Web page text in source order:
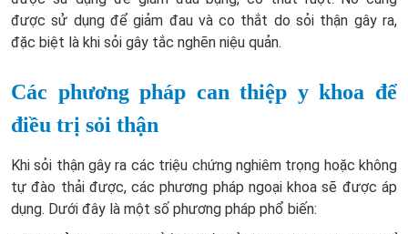
được sử dụng để giảm đau và co thắt do sỏi thận gây ra,
đặc biệt là khi sỏi gây tắc nghẽn niệu quản.
Các phương pháp can thiệp y khoa để
điều trị sỏi thận
Khi sỏi thận gây ra các triệu chứng nghiêm trọng hoặc không
tự đào thải được, các phương pháp ngoại khoa sẽ được áp
dụng. Dưới đây là một số phương pháp phổ biến: